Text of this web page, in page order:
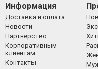
Информация
Доставка и оплата
Новости
Партнерство
Корпоративным
клиентам
Контакты